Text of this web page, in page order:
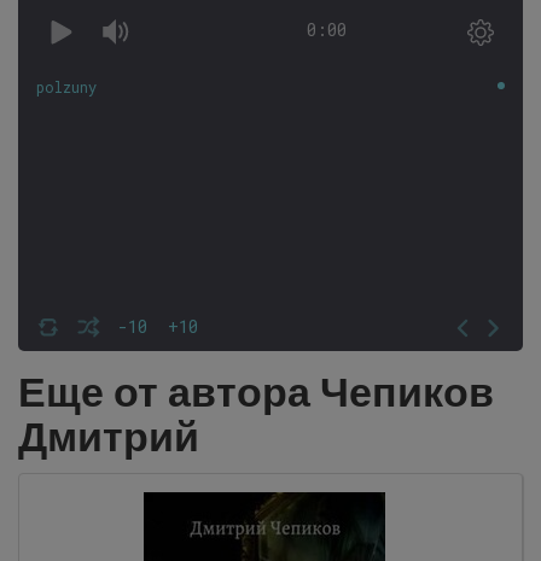
0:00
-10 +10
polzuny
Еще от автора Чепиков
Дмитрий